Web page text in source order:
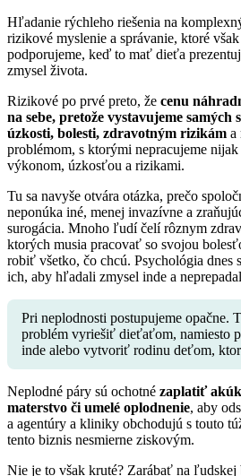
Hľadanie rýchleho riešenia na
rizikové myslenie a správanie, ktoré
podporujeme, keď to mať dieťa
zmysel života.
Rizikové po prvé preto, že cenu
na sebe, pretože vystavujeme
úzkosti, bolesti, zdravotným rizikám a
problémom, s ktorými nepracujeme
výkonom, úzkosťou a rizikami.
Tu sa navyše otvára otázka, prečo
neponúka iné, menej invazívne a
surogácia. Mnoho ľudí čelí rôznym
ktorých musia pracovať so svojou
robiť všetko, čo chcú. Psychológia dnes
ich, aby hľadali zmysel inde a
Pri neplodnosti postupujeme opačne.
problém vyriešiť dieťaťom, namiesto
inde alebo vytvoriť rodinu deťom,
Neplodné páry sú ochotné zaplatiť
materstvo či umelé oplodnenie, aby
a agentúry a kliniky obchodujú s touto
tento biznis nesmierne ziskovým.
Nie je to však kruté? Zarábať na ľudskej